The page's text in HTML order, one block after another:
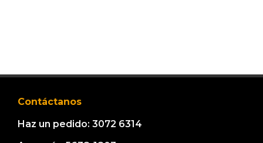
Contáctanos
Haz un pedido: 3072 6314